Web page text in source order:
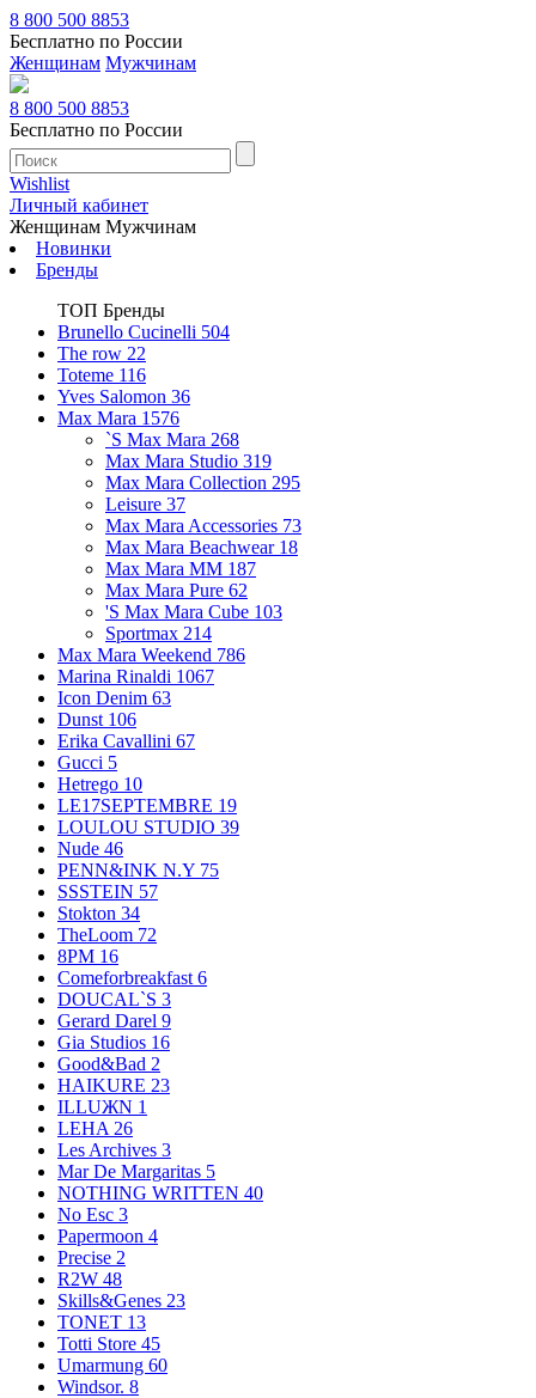
8 800 500 8853
Бесплатно по России
Женщинам Мужчинам
8 800 500 8853
Бесплатно по России
Wishlist
Личный кабинет
Женщинам Мужчинам
Новинки
Бренды
ТОП Бренды
Brunello Cucinelli 504
The row 22
Toteme 116
Yves Salomon 36
Max Mara 1576
`S Max Mara 268
Max Mara Studio 319
Max Mara Collection 295
Leisure 37
Max Mara Accessories 73
Max Mara Beachwear 18
Max Mara MM 187
Max Mara Pure 62
'S Max Mara Cube 103
Sportmax 214
Max Mara Weekend 786
Marina Rinaldi 1067
Icon Denim 63
Dunst 106
Erika Cavallini 67
Gucci 5
Hetrego 10
LE17SEPTEMBRE 19
LOULOU STUDIO 39
Nude 46
PENN&INK N.Y 75
SSSTEIN 57
Stokton 34
TheLoom 72
8PM 16
Comeforbreakfast 6
DOUCAL`S 3
Gerard Darel 9
Gia Studios 16
Good&Bad 2
HAIKURE 23
ILLUЖN 1
LEHA 26
Les Archives 3
Mar De Margaritas 5
NOTHING WRITTEN 40
No Esc 3
Papermoon 4
Precise 2
R2W 48
Skills&Genes 23
TONET 13
Totti Store 45
Umarmung 60
Windsor. 8